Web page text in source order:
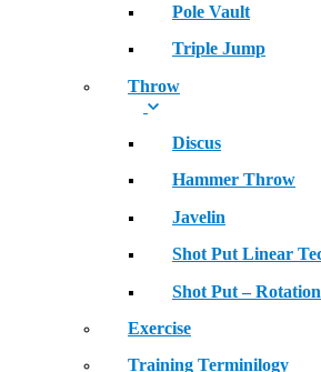
Pole Vault
Triple Jump
Throw
Discus
Hammer Throw
Javelin
Shot Put Linear
Shot Put – Rotation
Exercise
Training Terminilogy